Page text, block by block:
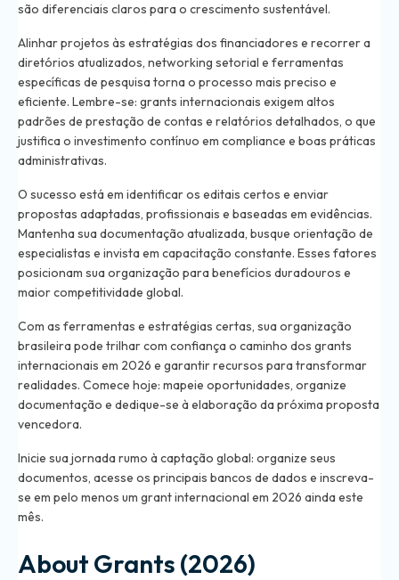
são diferenciais claros para o crescimento sustentável.
Alinhar projetos às estratégias dos financiadores e recorrer a
diretórios atualizados, networking setorial e ferramentas
específicas de pesquisa torna o processo mais preciso e
eficiente. Lembre-se: grants internacionais exigem altos
padrões de prestação de contas e relatórios detalhados, o que
justifica o investimento contínuo em compliance e boas práticas
administrativas.
O sucesso está em identificar os editais certos e enviar
propostas adaptadas, profissionais e baseadas em evidências.
Mantenha sua documentação atualizada, busque orientação de
especialistas e invista em capacitação constante. Esses fatores
posicionam sua organização para benefícios duradouros e
maior competitividade global.
Com as ferramentas e estratégias certas, sua organização
brasileira pode trilhar com confiança o caminho dos grants
internacionais em 2026 e garantir recursos para transformar
realidades. Comece hoje: mapeie oportunidades, organize
documentação e dedique-se à elaboração da próxima proposta
vencedora.
Inicie sua jornada rumo à captação global: organize seus
documentos, acesse os principais bancos de dados e inscreva-
se em pelo menos um grant internacional em 2026 ainda este
mês.
About Grants (2026)